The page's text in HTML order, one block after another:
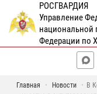
РОСГВАРДИЯ
Управление
национальной
Федерации по
Главная Новости
В